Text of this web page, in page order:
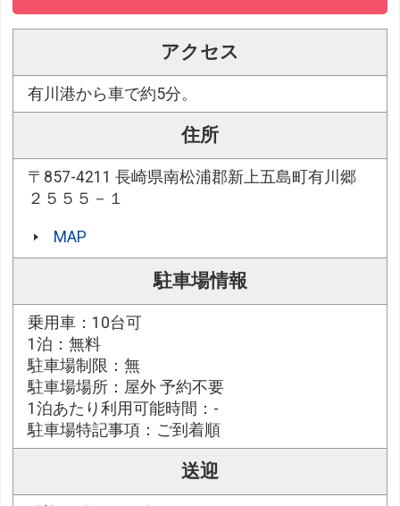
アクセス
有川港から車で約5分。
住所
〒857-4211 長崎県南松浦郡新上五島町有川郷
２５５５－１
MAP
駐車場情報
乗用車：10台可
1泊：無料
駐車場制限：無
駐車場場所：屋外 予約不要
1泊あたり利用可能時間：-
駐車場特記事項：ご到着順
送迎